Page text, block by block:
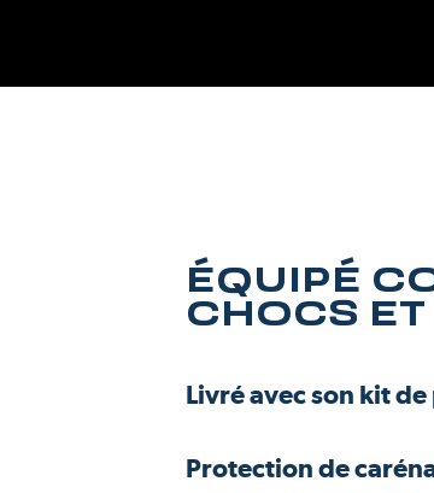
ÉQUIPÉ
CHOCS
Livré avec son kit
Protection de